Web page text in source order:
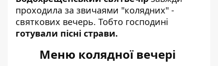
проходила за звичаями "колядних" -
святкових вечерь. Тобто господині
готували пісні страви.
Меню колядної вечері